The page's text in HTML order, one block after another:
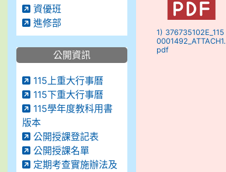
1) 376735102E_115
0001492_ATTACH1.
pdf
資優班
進修部
公開資訊
115上重大行事曆
115下重大行事曆
115學年度教科用書
版本
公開授課登記表
公開授課名單
定期考查實施辦法及